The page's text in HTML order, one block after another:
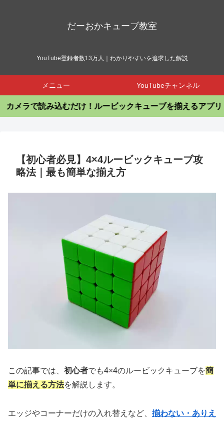
だーおかキューブ教室
YouTube登録者数13万人｜わかりやすいを追求した解説
メニュー YouTubeチャンネル
で読み込むだけ！ルービックキューブを揃えるアプリ
【初心者必見】4×4ルービックキューブ攻
略法｜最も簡単な揃え方
この記事では、 初心者でも4×4のルービックキューブを簡
単に揃える方法を解説します。
エッジやコーナーだけの入れ替えなど、 揃わない・ありえ